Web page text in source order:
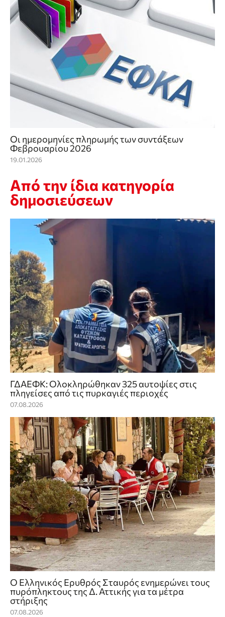
Οι ημερομηνίες πληρωμής των συντάξεων
Φεβρουαρίου 2026
19.01.2026
Από την ίδια κατηγορία
δημοσιεύσεων
ΓΔΑΕΦΚ: Ολοκληρώθηκαν 325 αυτοψίες στις
πληγείσες από τις πυρκαγιές περιοχές
07.08.2026
Ο Ελληνικός Ερυθρός Σταυρός ενημερώνει τους
πυρόπληκτους της Δ. Αττικής για τα μέτρα
στήριξης
07.08.2026